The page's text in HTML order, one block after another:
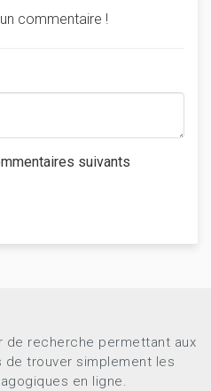
commentaire !
suivants
de recherche permettant aux
de trouver simplement les
en ligne.